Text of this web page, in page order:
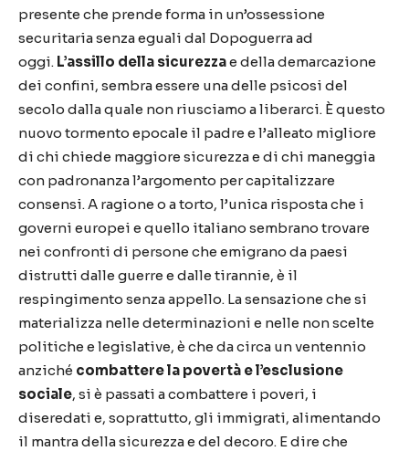
presente che prende forma in un’ossessione
securitaria senza eguali dal Dopoguerra ad
oggi. L’assillo della sicurezzae della demarcazione
dei confini, sembra essere una delle psicosi del
secolo dalla quale non riusciamo a liberarci. È questo
nuovo tormento epocale il padre e l’alleato migliore
di chi chiede maggiore sicurezza e di chi maneggia
con padronanza l’argomento per capitalizzare
consensi. A ragione o a torto, l’unica risposta che i
governi europei e quello italiano sembrano trovare
nei confronti di persone che emigrano da paesi
distrutti dalle guerre e dalle tirannie, è il
respingimento senza appello. La sensazione che si
materializza nelle determinazioni e nelle non scelte
politiche e legislative, è che da circa un ventennio
anziché combattere la povertà e l’esclusione
sociale, si è passati a combattere i poveri, i
diseredati e, soprattutto, gli immigrati, alimentando
il mantra della sicurezza e del decoro. E dire che